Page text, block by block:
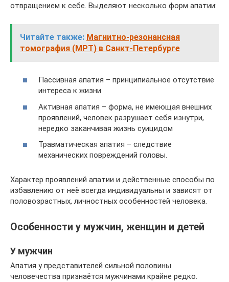
отвращением к себе. Выделяют несколько форм апатии:
Читайте также: Магнитно-резонансная
томография (МРТ) в Санкт-Петербурге
Пассивная апатия – принципиальное отсутствие
интереса к жизни
Активная апатия – форма, не имеющая внешних
проявлений, человек разрушает себя изнутри,
нередко заканчивая жизнь суицидом
Травматическая апатия – следствие
механических повреждений головы.
Характер проявлений апатии и действенные способы по
избавлению от неё всегда индивидуальны и зависят от
половозрастных, личностных особенностей человека.
Особенности у мужчин, женщин и детей
У мужчин
Апатия у представителей сильной половины
человечества признаётся мужчинами крайне редко.